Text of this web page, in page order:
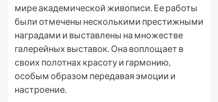
мире академической живописи. Ее работы
были отмечены несколькими престижными
наградами и выставлены на множестве
галерейных выставок. Она воплощает в
своих полотнах красоту и гармонию,
особым образом передавая эмоции и
настроение.